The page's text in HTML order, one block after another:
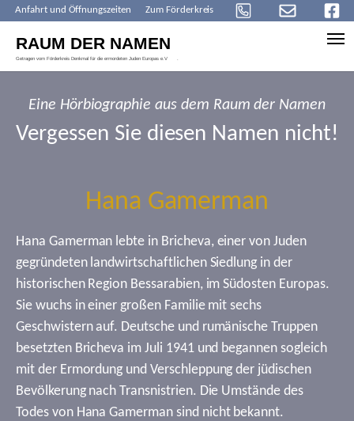
Anfahrt und Öffnungszeiten Zum Förderkreis
Eine Hörbiographie aus dem Raum der Namen
Vergessen Sie diesen Namen nicht!
Hana Gamerman
Hana Gamerman lebte in Bricheva, einer von Juden
gegründeten landwirtschaftlichen Siedlung in der
historischen Region Bessarabien, im Südosten Europas.
Sie wuchs in einer großen Familie mit sechs
Geschwistern auf. Deutsche und rumänische Truppen
besetzten Bricheva im Juli 1941 und begannen sogleich
mit der Ermordung und Verschleppung der jüdischen
Bevölkerung nach Transnistrien. Die Umstände des
Todes von Hana Gamerman sind nicht bekannt.